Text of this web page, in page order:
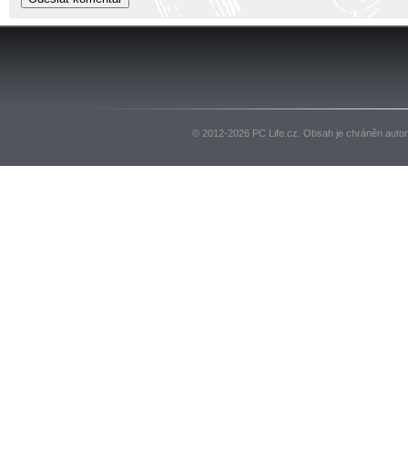
© 2012-2026 PC Life.cz. Obsah je chráněn